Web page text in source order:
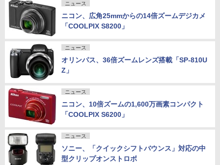
ニュース
ニコン、広角25mmからの14倍ズームデジカメ
「COOLPIX S8200」
ニュース
オリンパス、36倍ズームレンズ搭載「SP-810U
Z」
ニュース
ニコン、10倍ズームの1,600万画素コンパクト
「COOLPIX S6200」
ニュース
ソニー、「クイックシフトバウンス」対応の中
型クリップオンストロボ